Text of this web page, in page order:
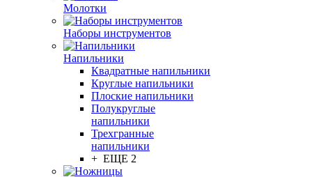
Молотки
Наборы инструментов
Напильники
Квадратные напильники
Круглые напильники
Плоские напильники
Полукруглые
напильники
Трехгранные
напильники
+ ЕЩЕ 2